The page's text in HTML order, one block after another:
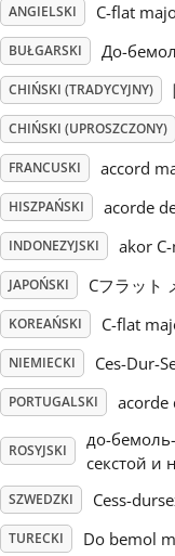
Português
Русский
Svenska
Tiếng Việt
Türkçe
Українська
简体中文
繁體中文
ANGIELSKI C-flat
BUŁGARSKI До-
CHIŃSKI (TRADYCYJNY)
CHIŃSKI (UPROSZCZONY)
FRANCUSKI accord
HISZPAŃSKI acorde
INDONEZYJSKI akor
JAPOŃSKI Cフラット
KOREAŃSKI C-flat
NIEMIECKI Ces-Dur-
PORTUGALSKI acorde
ROSYJSKI
до-
секстой и
SZWEDZKI Cess-
TURECKI Do bemol